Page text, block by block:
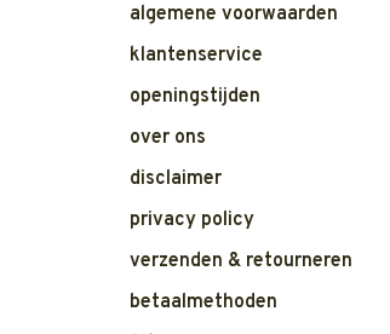
algemene voorwaarden
klantenservice
openingstijden
over ons
disclaimer
privacy policy
verzenden & retourneren
betaalmethoden